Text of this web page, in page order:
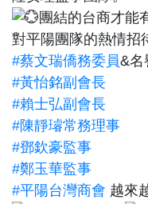
團結的台商才能
對平陽團隊的熱情招
#蔡文瑞僑務委員&名
#黃怡銘副會長
#賴士弘副會長
#陳靜璿常務理事
#鄧欽豪監事
#鄭玉華監事
#平陽台灣商會 越來